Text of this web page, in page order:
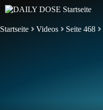
Startseite Videos Seite 468